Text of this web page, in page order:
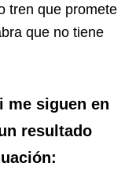
tren que promete
que no tiene
me siguen en
resultado